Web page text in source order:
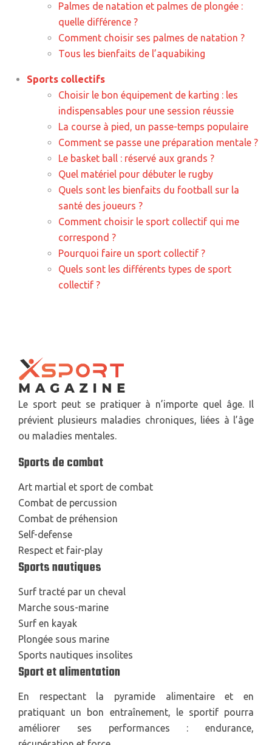
Palmes de natation et palmes de plongée :
quelle différence ?
Comment choisir ses palmes de natation ?
Tous les bienfaits de l’aquabiking
Sports collectifs
Choisir le bon équipement de karting : les
indispensables pour une session réussie
La course à pied, un passe-temps populaire
Comment se passe une préparation mentale ?
Le basket ball : réservé aux grands ?
Quel matériel pour débuter le rugby
Quels sont les bienfaits du football sur la
santé des joueurs ?
Comment choisir le sport collectif qui me
correspond ?
Pourquoi faire un sport collectif ?
Quels sont les différents types de sport
collectif ?
Le sport peut se pratiquer à n’importe quel âge. Il
prévient plusieurs maladies chroniques, liées à l’âge
ou maladies mentales.
Sports de combat
Art martial et sport de combat
Combat de percussion
Combat de préhension
Self-defense
Respect et fair-play
Sports nautiques
Surf tracté par un cheval
Marche sous-marine
Surf en kayak
Plongée sous marine
Sports nautiques insolites
Sport et alimentation
En respectant la pyramide alimentaire et en
pratiquant un bon entraînement, le sportif pourra
améliorer ses performances : endurance,